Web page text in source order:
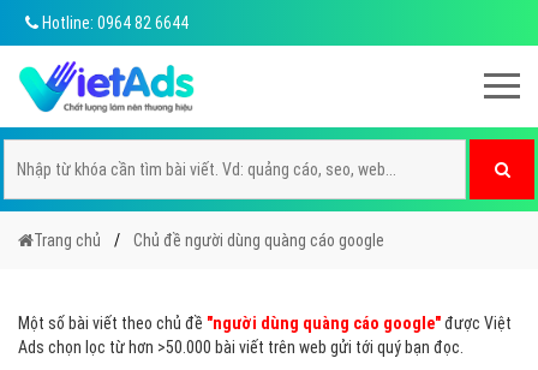
Hotline: 0964 82 6644
Trang chủ Chủ đề người dùng quàng cáo google
Một số bài viết theo chủ đề "người dùng quàng cáo google"được Việt
Ads chọn lọc từ hơn >50.000 bài viết trên web gửi tới quý bạn đọc.